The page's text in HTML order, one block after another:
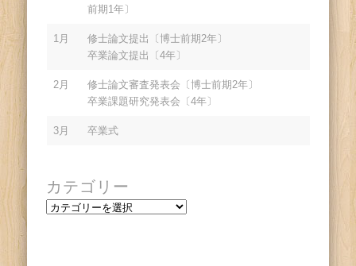
前期1年〕
1月
修士論文提出〔博士前期2年〕
卒業論文提出〔4年〕
2月
修士論文審査発表会〔博士前期2年〕
卒業課題研究発表会〔4年〕
3月 卒業式
カテゴリー
カ